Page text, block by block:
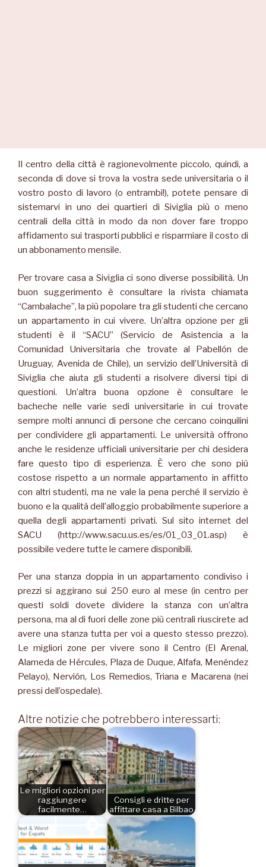
Il centro della città è ragionevolmente piccolo, quindi, a
seconda di dove si trova la vostra sede universitaria o il
vostro posto di lavoro (o entrambi!), potete pensare di
sistemarvi in uno dei quartieri di Siviglia più o meno
centrali della città in modo da non dover fare troppo
affidamento sui trasporti pubblici e risparmiare il costo di
un abbonamento mensile.
Per trovare casa a Siviglia ci sono diverse possibilità. Un
buon suggerimento è consultare la rivista chiamata
“Cambalache”, la più popolare tra gli studenti che cercano
un appartamento in cui vivere. Un’altra opzione per gli
studenti è il “SACU” (Servicio de Asistencia a la
Comunidad Universitaria che trovate al Pabellón de
Uruguay, Avenida de Chile), un servizio dell’Università di
Siviglia che aiuta gli studenti a risolvere diversi tipi di
questioni. Un’altra buona opzione è consultare le
bacheche nelle varie sedi universitarie in cui trovate
sempre molti annunci di persone che cercano coinquilini
per condividere gli appartamenti. Le università offrono
anche le residenze ufficiali universitarie per chi desidera
fare questo tipo di esperienza. È vero che sono più
costose rispetto a un normale appartamento in affitto
con altri studenti, ma ne vale la pena perché il servizio è
buono e la qualità dell’alloggio probabilmente superiore a
quella degli appartamenti privati. Sul sito internet del
SACU (http://www.sacu.us.es/es/01_03_01.asp) è
possibile vedere tutte le camere disponibili.
Per una stanza doppia in un appartamento condiviso i
prezzi si aggirano sui 250 euro al mese (in centro per
questi soldi dovete dividere la stanza con un’altra
persona, ma al di fuori delle zone più centrali riuscirete ad
avere una stanza tutta per voi a questo stesso prezzo).
Le migliori zone per vivere sono il Centro (El Arenal,
Alameda de Hércules, Plaza de Duque, Alfafa, Menéndez
Pelayo), Nervión, Los Remedios, Triana e Macarena (nei
pressi dell’ospedale).
Altre notizie che potrebbero interessarti:
Le migliori opzioni per
raggiungere
facilmente…
Consigli e dritte per
affittare casa a Bilbao